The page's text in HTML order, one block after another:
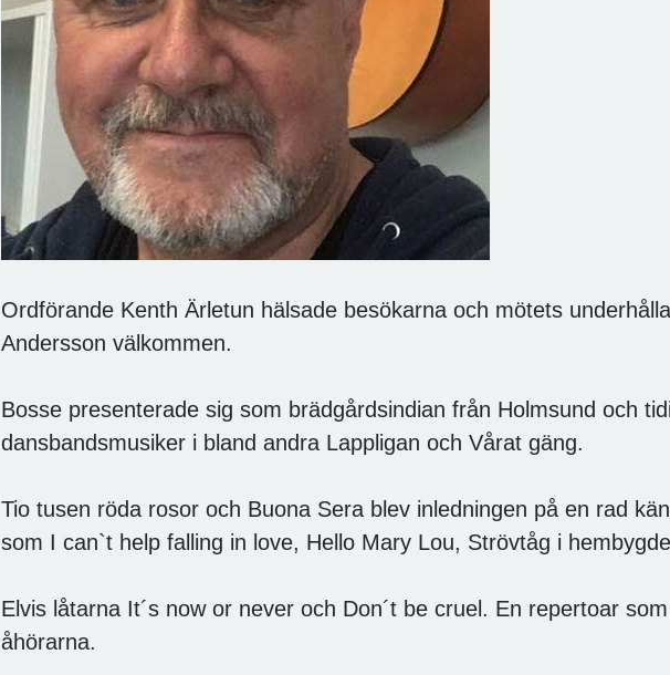
Ordförande Kenth Ärletun hälsade besökarna och mötets
Andersson välkommen.
Bosse presenterade sig som brädgårdsindian från Holmsund och
dansbandsmusiker i bland andra Lappligan och Vårat gäng.
Tio tusen röda rosor och Buona Sera blev inledningen på en rad
som I can`t help falling in love, Hello Mary Lou, Strövtåg i
Elvis låtarna It´s now or never och Don´t be cruel. En repertoar
åhörarna.